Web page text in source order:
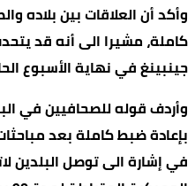
وأكد أن العلاقات بين بلاده
كاملة، مشيرا الى أنه قد
جينبينغ في نهاية الأسبوع
وأردف قوله للصحافيين في
بإعادة ضبط كاملة بعد
في إشارة الى توصل البلدين